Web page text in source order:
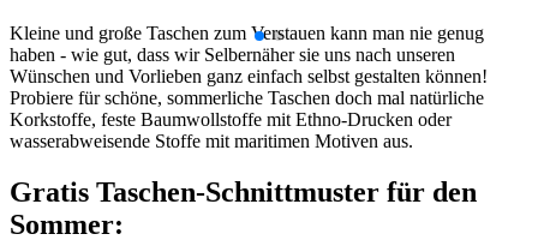
Kleine und große Taschen zum Verstauen kann man nie genug
haben - wie gut, dass wir Selbernäher sie uns nach unseren
Wünschen und Vorlieben ganz einfach selbst gestalten können!
Probiere für schöne, sommerliche Taschen doch mal natürliche
Korkstoffe, feste Baumwollstoffe mit Ethno-Drucken oder
wasserabweisende Stoffe mit maritimen Motiven aus.
Gratis Taschen-Schnittmuster für den
Sommer: